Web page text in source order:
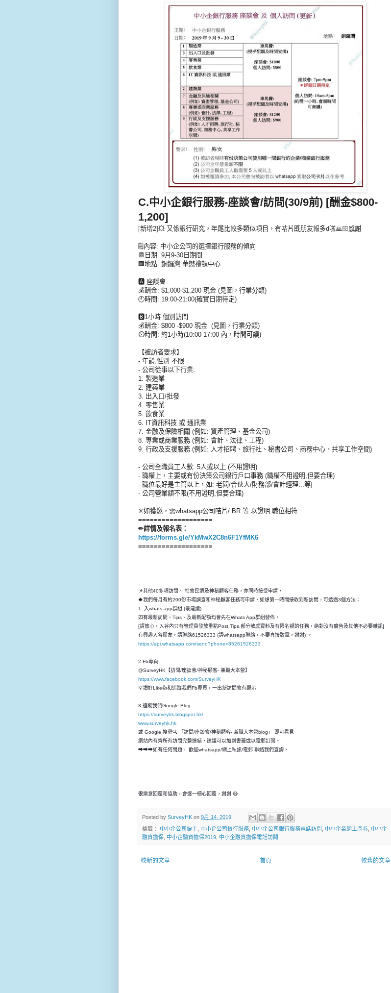
C.中小企銀行服務-座談會/訪問(30/9前) [酬金$800-
1,200]
[新增2]💥 又係銀行研究，年尾比較多類似項目，有咭片既朋友報多d啦🙏🏻感謝
🗒內容: 中小企公司的選擇銀行服務的傾向
📆日期: 9月9-30日期間
🏢地點: 銅鑼灣 華懋禮頓中心
🅰 座談會
💰酬金: $1,000-$1,200 現金 (見圖，行業分類)
🕘時間: 19:00-21:00(確實日期待定)
🅱1小時 個別訪問
💰酬金: $800 -$900 現金 (見圖，行業分類)
⏲時間: 約1小時(10:00-17:00 內，時間可議)
【被訪者要求】
- 年齡,性別 不限
- 公司從事以下行業:
1. 製造業
2. 建築業
3. 出入口/批發
4. 零售業
5. 飲食業
6. IT資訊科技 或 通訊業
7. 金融及保險相關 (例如: 資產管理、基金公司)
8. 專業或商業服務 (例如: 會計、法律、工程)
9. 行政及支援服務 (例如: 人才招聘、旅行社、秘書公司、商務中心、共享工作空間)
- 公司全職員工人數: 5人或以上 (不用證明)
- 職權上，主要或有份決策公司銀行戶口事務 (職權不用證明,但要合理)
- 職位最好是主管以上，如: 老闆/合伙人/財務部/會計經理...等]
- 公司營業額不限(不用證明,但要合理)
✳如獲邀，需whatsapp公司咭片/ BR 等 以證明 職位相符
===================
✏詳情及報名表：
https://forms.gle/YkMwX2C8n6F1YfMK6
===================
📌其他40多項訪問、 社會民調及神秘顧客任務，亦同時接受申請，
🍁我們每月有約200份市場調查和神秘顧客任務可申請，如想第一時間接收到新訪問，可透過3個方法：
1. 入whats app群組 (最建議)
如有最新訪問、Tips、及最新配額均會先在Whats App群組發佈，
[請放心，入谷內只有管理員發放重點Post,Tips,部分敏感資料及有限名額的任務，絶對沒有廣告及其他不必要雜訊]
有興趣入谷朋友，請聯絡61526333 (請whatsapp聯絡，不要直接致電，謝謝) 。
https://api.whatsapp.com/send?phone=85261526333
2.Fb專頁
@SurveyHK【訪問/座談會/神秘顧客- 兼職大本營】
https://www.facebook.com/SurveyHK
💡讚好Like👍和追蹤我們Fb專頁，一出新訪問會有顯示
3.追蹤我們Google Blog
https://surveyhk.blogspot.hk/
www.surveyhk.hk
或 Google 搜尋🔍 「訪問/座談會/神秘顧客- 兼職大本營blog」 即可看見
網站內有齊所有訪問完整連結，建議可以加到書籤或以電郵訂閱。
➡➡➡如有任何問題， 歡迎whatsapp/網上私訊/電郵 聯絡我們查詢，
很樂意回覆和恊助，會逐一細心回覆，謝謝 😄
Posted by SurveyHK on 9月 14, 2019
標籤： 中小企公司僱主 中小企公司銀行服務 中小企公司銀行服務電話訪問 中小企業網上問卷 中小企
融資擔保 中小企融資擔保2019 中小企融資擔保電話訪問
較新的文章 較舊的文章
首頁